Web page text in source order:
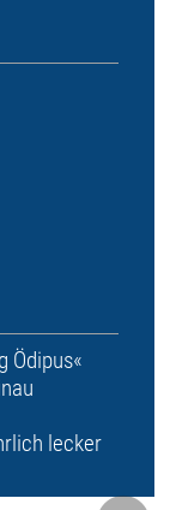
Ödipus«
lecker